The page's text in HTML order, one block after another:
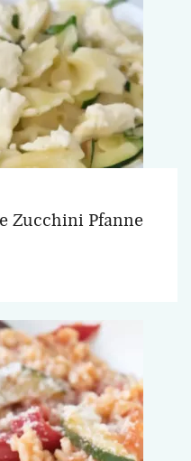
Zucchini Pfanne